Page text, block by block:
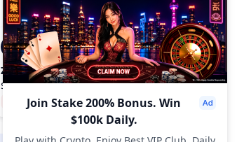
ZIGZIGCHAIN
$0.04046
−0.27% 321
Join Stake 200% Bonus. Win
$100k Daily.